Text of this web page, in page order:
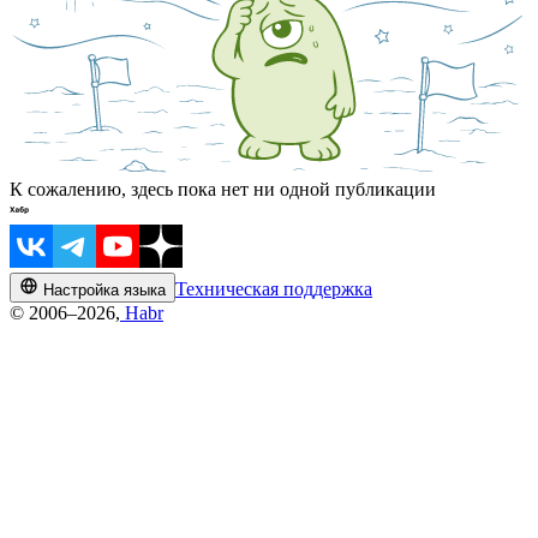
К сожалению, здесь пока нет ни одной публикации
Настройка языка Техническая поддержка
© 2006–2026, Habr